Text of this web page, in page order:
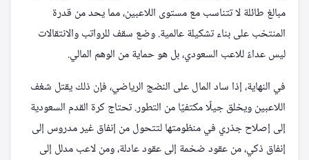
مبالغ طائلة لا تتناسب مع مستوى اللاعبين، مما يحد من قدرة
المنتخب على بناء تشكيلة عالمية. وضع سقف للرواتب والانتقالات
ليس عداءً للاعب السعودي، بل هو حماية من الوهم المالي.
في النهاية، إذا ساد المال على النضج الرياضي، فإن ذلك يقتل شغف
اللاعبين ويخلق جيلًا مكتفيًا من التطور. تحتاج كرة القدم السعودية
إلى إصلاح جذري في منظومتها لتتحول من إنفاق غير مدروس إلى
إنفاق ذكي، من عقود ضخمة إلى عقود عادلة، ومن لاعب مدلل إلى